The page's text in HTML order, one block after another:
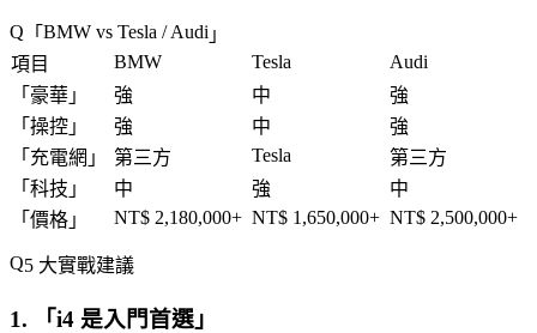
「 BMW vs Tesla / Audi 」
項目
BMW Tesla
Audi
「 豪華 」 強 中
強
「 操控 」 強 中
強
「 充電網 」 第三方 Tesla
第三方
「 科技 」 中 強
中
「 價格 」 NT$ 2,180,000+ NT$ 1,650,000+ NT$ 2,500,000+
5 大實戰建議
1. 「i4 是入門首選 」